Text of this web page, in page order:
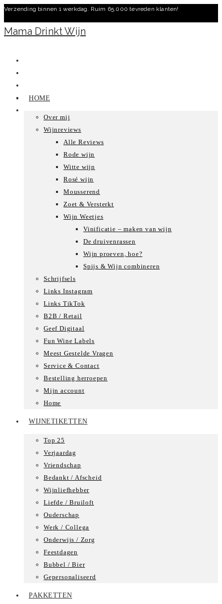
Ga
naar
inhoud
Verzending binnen 1 werkdag. Ruim 65.000 tevreden klanten!
Mama Drinkt Wijn
HOME
Over mij
Wijnreviews
Alle Reviews
Rode wijn
Witte wijn
Rosé wijn
Mousserend
Zoet & Versterkt
Wijn Weetjes
Vinificatie – maken van wijn
De druivenrassen
Wijn proeven, hoe?
Spijs & Wijn combineren
Schrijfsels
Links Instagram
Links TikTok
B2B / Retail
Geef Digitaal
Fun Wine Labels
Meest Gestelde Vragen
Service & Contact
Bestelling herroepen
Mijn account
Home
WIJNETIKETTEN
Top 25
Verjaardag
Vriendschap
Bedankt / Afscheid
Wijnliefhebber
Liefde / Bruiloft
Ouderschap
Werk / Collega
Onderwijs / Zorg
Feestdagen
Bubbel / Bier
Gepersonaliseerd
PAKKETTEN